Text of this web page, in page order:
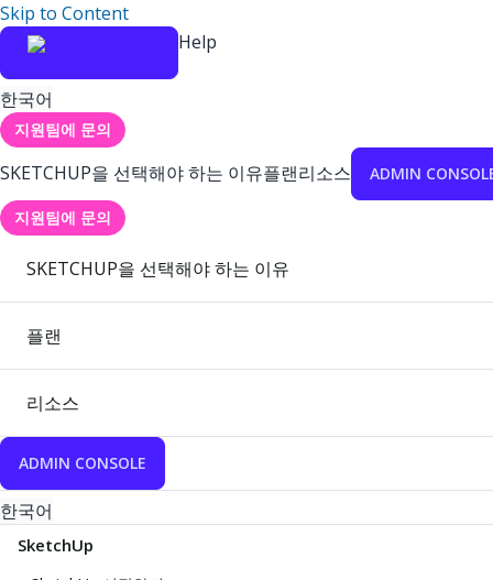
Skip to Content
Help
한국어
지원팀에 문의
SKETCHUP을 선택해야 하는 이유플랜리소스 ADMIN
지원팀에 문의
SKETCHUP을 선택해야 하는 이유
플랜
리소스
ADMIN CONSOLE
한국어
SketchUp